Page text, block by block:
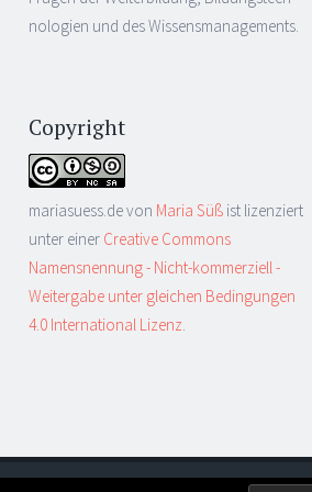
nologien und des Wissensmanagements.
Copyright
mariasuess.devon Maria Süß ist lizenziert
unter einer Creative Commons
Namensnennung - Nicht-kommerziell -
Weitergabe unter gleichen Bedingungen
4.0 International Lizenz.